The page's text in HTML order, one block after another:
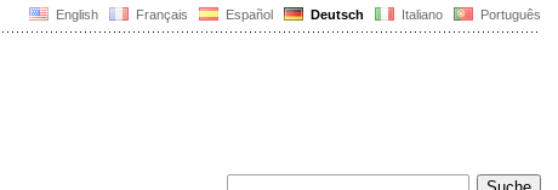
English Français Español Deutsch Italiano Português